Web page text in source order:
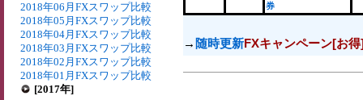
2018年06月FXスワップ比較
2018年05月FXスワップ比較
2018年04月FXスワップ比較
2018年03月FXスワップ比較
2018年02月FXスワップ比較
2018年01月FXスワップ比較
[2017年]
券
→ 随時更新FXキャンペーン[お